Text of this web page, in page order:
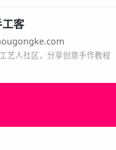
客
艺人社区，分享创意手作教程